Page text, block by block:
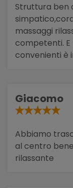
Struttura ben
massaggi
competenti. E
convenienti è
Giacomo
Abbiamo
al centro
rilassante